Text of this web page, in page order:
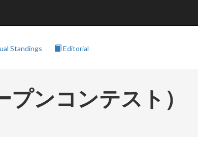
Standings Editorial
ンコンテスト）